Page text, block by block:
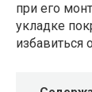
при его
укладке
избавиться